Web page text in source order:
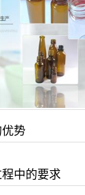
势
中的要求